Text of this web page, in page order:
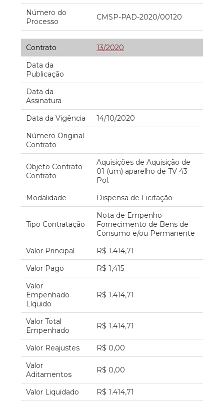
Número do
Processo
CMSP-PAD-2020/00120
Contrato
13/2020
Data da
Publicação
Data da
Assinatura
Data da Vigência
14/10/2020
Número Original
Contrato
Objeto Contrato
Contrato
Aquisições de Aquisição de
01 (um) aparelho de TV 43
Pol.
Modalidade
Dispensa de Licitação
Tipo Contratação
Nota de Empenho
Fornecimento de Bens de
Consumo e/ou Permanente
Valor Principal
R$ 1.414,71
Valor Pago
R$ 1,415
Valor
Empenhado
Líquido
R$ 1.414,71
Valor Total
Empenhado
R$ 1.414,71
Valor Reajustes
R$ 0,00
Valor
Aditamentos
R$ 0,00
Valor Liquidado
R$ 1.414,71